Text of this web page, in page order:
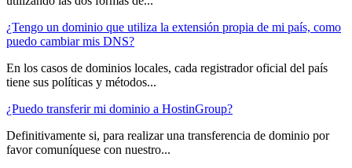
¿Tengo un dominio que utiliza la extensión propia de mi país, como
puedo cambiar mis DNS?
En los casos de dominios locales, cada registrador oficial del país
tiene sus políticas y métodos...
¿Puedo transferir mi dominio a HostinGroup?
Definitivamente si, para realizar una transferencia de dominio por
favor comuníquese con nuestro...